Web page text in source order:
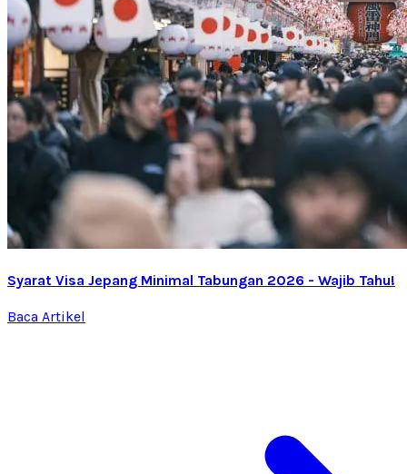
Syarat Visa Jepang Minimal Tabungan 2026 - Wajib Tahu!
Baca Artikel